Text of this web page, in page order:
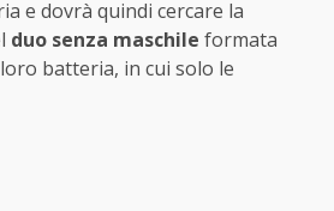
e dovrà quindi cercare la
duo senza maschile formata
batteria, in cui solo le